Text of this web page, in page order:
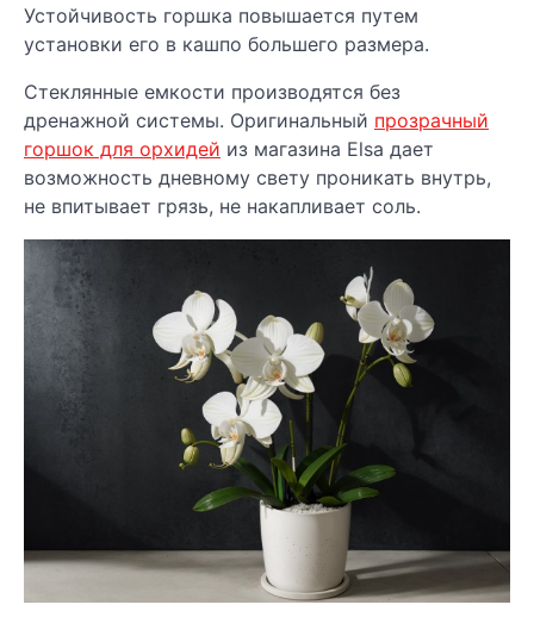
Устойчивость горшка повышается путем
установки его в кашпо большего размера.
Стеклянные емкости производятся без
дренажной системы. Оригинальный прозрачный
горшок для орхидей из магазина Elsa дает
возможность дневному свету проникать внутрь,
не впитывает грязь, не накапливает соль.